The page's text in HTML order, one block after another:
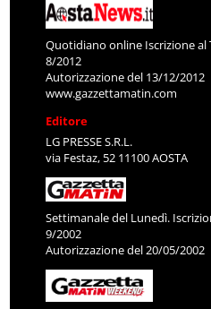
Quotidiano online Iscrizione al
8/2012
Autorizzazione del 13/12/2012
www.gazzettamatin.com
Editore
LG PRESSE S.R.L.
via Festaz, 52 11100 AOSTA
Settimanale del Lunedì.
9/2002
Autorizzazione del 20/05/2002